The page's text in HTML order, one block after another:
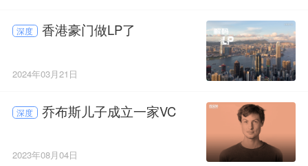
深度 香港豪门做LP了
2024年03月21日
深度 乔布斯儿子成立一家VC
2023年08月04日